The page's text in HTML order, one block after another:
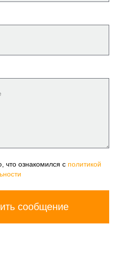
что ознакомился с политикой
сообщение